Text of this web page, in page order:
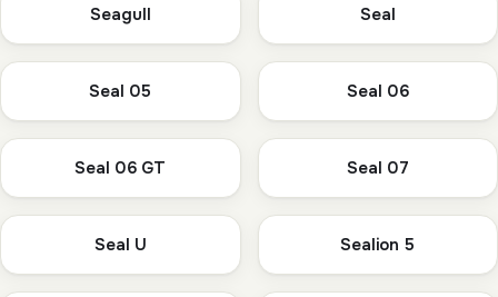
Seagull Seal
Seal 05 Seal 06
Seal 06 GT Seal 07
Seal U Sealion 5